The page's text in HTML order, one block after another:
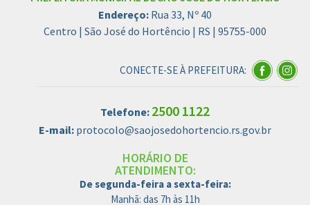
Endereço: Rua 33, Nº 40
Centro | São José do Hortêncio | RS | 95755-000
CONECTE-SE À PREFEITURA:
Telefone: 2500 1122
E-mail: protocolo@saojosedohortencio.rs.gov.br
HORÁRIO DE
ATENDIMENTO:
De segunda-feira a sexta-feira:
Manhã: das 7h às 11h